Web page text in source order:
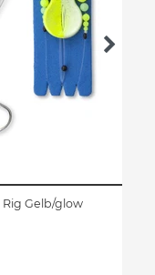
Rig Gelb/glow